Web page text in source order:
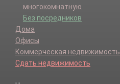
многокомнатную
Без посредников
Дома
Офисы
Коммерческая недвижимость
Сдать недвижимость